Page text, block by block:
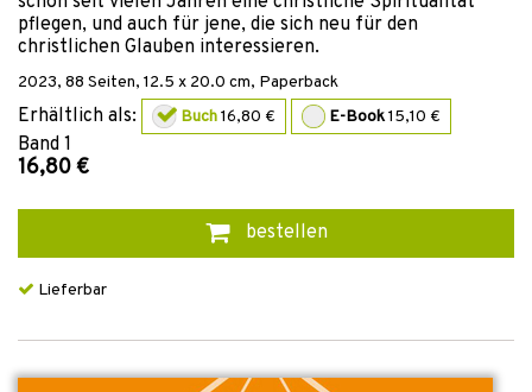
pflegen, und auch für jene, die sich neu für den
christlichen Glauben interessieren.
2023, 88 Seiten, 12.5 x 20.0 cm, Paperback
Erhältlich als: Buch16,80 € E-Book15,10 €
Band 1
16,80 €
bestellen
Lieferbar